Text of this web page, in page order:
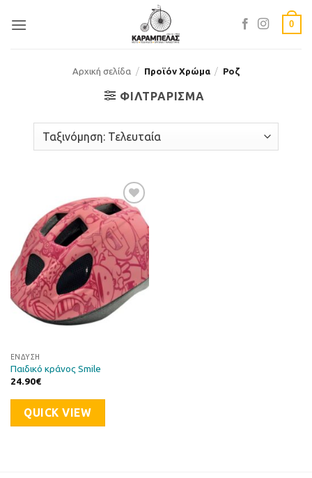
0
Αρχική σελίδα / Προϊόν Χρώμα / Ροζ
ΦΙΛΤΡΆΡΙΣΜΑ
Προσθήκη
στη Λίστα
Επιθυμιών
ΈΝΔΥΣΗ
Παιδικό κράνος Smile
24.90€
QUICK VIEW